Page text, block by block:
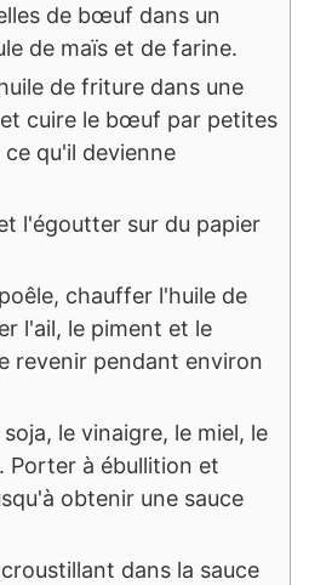
de bœuf dans un
de maïs et de farine.
de friture dans une
cuire le bœuf par petites
qu'il devienne
l'égoutter sur du papier
chauffer l'huile de
l'ail, le piment et le
revenir pendant environ
le vinaigre, le miel, le
Porter à ébullition et
obtenir une sauce
dans la sauce